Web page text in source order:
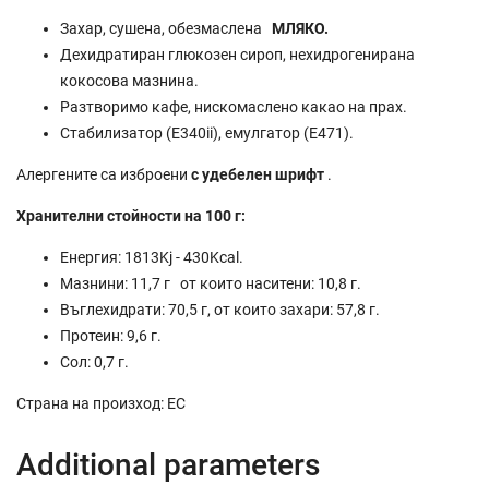
Захар, сушена, обезмаслена
МЛЯКО.
Дехидратиран глюкозен сироп, нехидрогенирана
кокосова мазнина.
Разтворимо кафе, нискомаслено какао на прах.
Стабилизатор (E340ii), емулгатор (E471).
Алергените са изброени с удебелен шрифт .
Хранителни стойности на 100 г:
Енергия: 1813Kj - 430Kcal.
Мазнини: 11,7 г от които наситени: 10,8 г.
Въглехидрати: 70,5 г, от които захари: 57,8 г.
Протеин: 9,6 г.
Сол: 0,7 г.
Страна на произход: ЕС
Additional parameters